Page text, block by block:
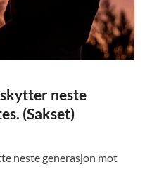
neste
(Sakset)
neste generasjon mot